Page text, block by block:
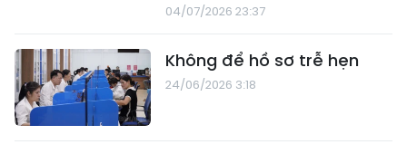
04/07/2026 23:37
Không để hồ sơ trễ hẹn
24/06/2026 3:18